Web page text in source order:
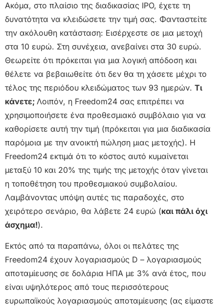
Ακόμα, στο πλαίσιο της διαδικασίας IPO, έχετε τη
δυνατότητα να κλειδώσετε την τιμή σας. Φανταστείτε
την ακόλουθη κατάσταση: Εισέρχεστε σε μια μετοχή
στα 10 ευρώ. Στη συνέχεια, ανεβαίνει στα 30 ευρώ.
Θεωρείτε ότι πρόκειται για μια λογική απόδοση και
θέλετε να βεβαιωθείτε ότι δεν θα τη χάσετε μέχρι το
τέλος της περιόδου κλειδώματος των 93 ημερών. Τι
κάνετε; Λοιπόν, η Freedom24 σας επιτρέπει να
χρησιμοποιήσετε ένα προθεσμιακό συμβόλαιο για να
καθορίσετε αυτή την τιμή (πρόκειται για μια διαδικασία
παρόμοια με την ανοικτή πώληση μιας μετοχής). Η
Freedom24 εκτιμά ότι το κόστος αυτό κυμαίνεται
μεταξύ 10 και 20% της τιμής της μετοχής όταν γίνεται
η τοποθέτηση του προθεσμιακού συμβολαίου.
Λαμβάνοντας υπόψη αυτές τις παραδοχές, στο
χειρότερο σενάριο, θα λάβετε 24 ευρώ (και πάλι όχι
άσχημα!).
Εκτός από τα παραπάνω, όλοι οι πελάτες της
Freedom24 έχουν λογαριασμούς D – λογαριασμούς
αποταμίευσης σε δολάρια ΗΠΑ με 3% ανά έτος, που
είναι υψηλότερος από τους περισσότερους
ευρωπαϊκούς λογαριασμούς αποταμίευσης (ας είμαστε